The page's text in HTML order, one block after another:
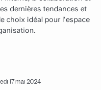
dernières tendances et
choix idéal pour l'espace
17 mai 2024